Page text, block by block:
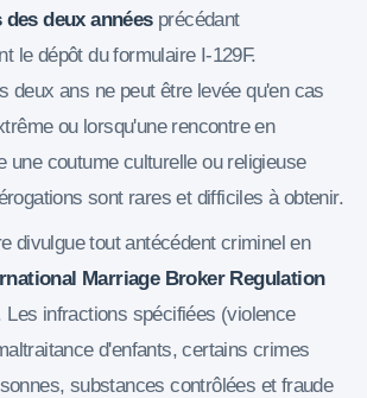
deux annéesprécédant
le dépôt du formulaire I-129F.
deux ans ne peut être levée qu'en cas
ou lorsqu'une rencontre en
une coutume culturelle ou religieuse
sont rares et difficiles à obtenir.
divulgue tout antécédent criminel en
Marriage Broker Regulation
Les infractions spécifiées (violence
d'enfants, certains crimes
substances contrôlées et fraude